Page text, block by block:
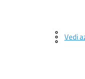
Vedi